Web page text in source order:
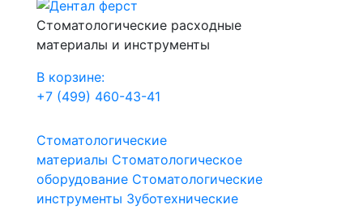
Стоматологические расходные
материалы и инструменты
В корзине:
+7 (499) 460-43-41
Стоматологические
материалы Стоматологическое
оборудование Стоматологические
инструменты Зуботехнические